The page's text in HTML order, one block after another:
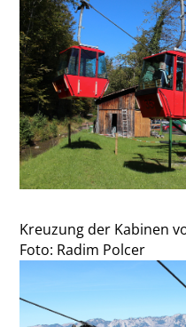
Kreuzung der Kabinen
Foto: Radim Polcer